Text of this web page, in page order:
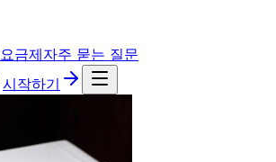
요금제자주 묻는 질문
시작하기